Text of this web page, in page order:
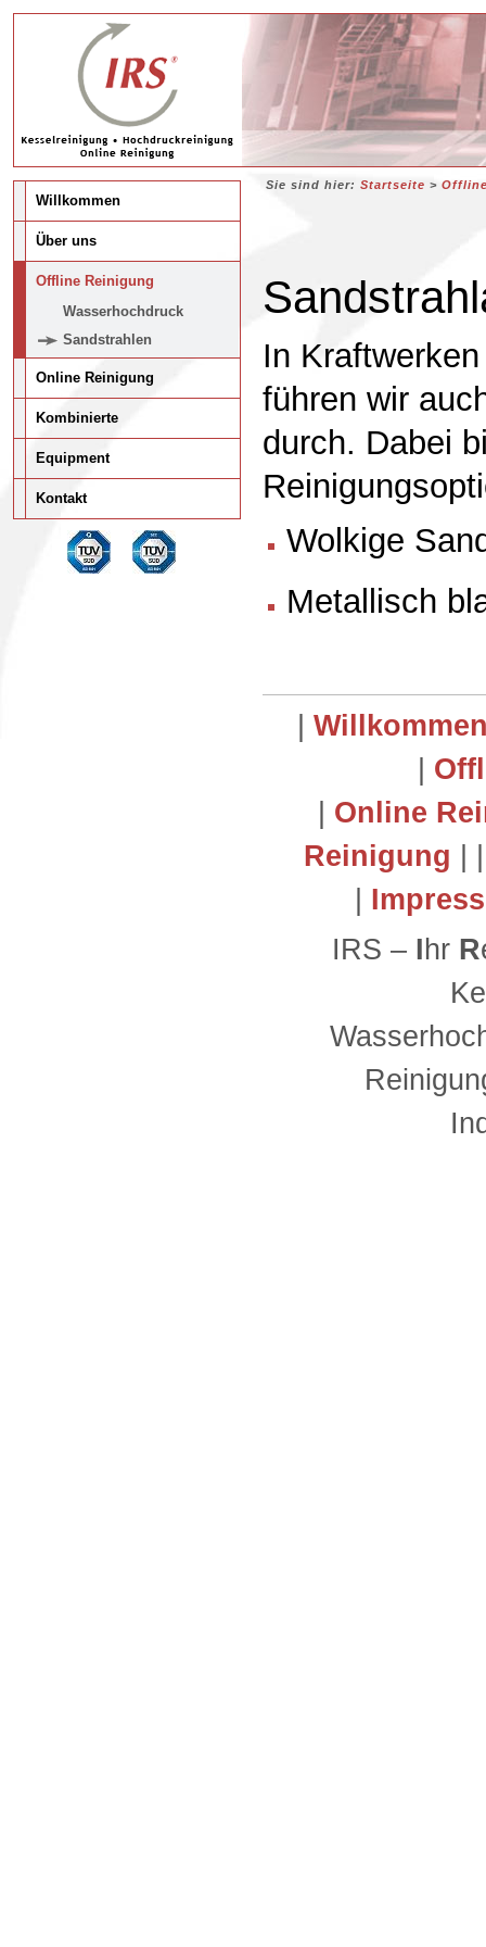
Sie sind hier: Startseite >
Willkommen
Über uns
Offline Reinigung
Wasserhochdruck
Sandstrahlen
Online Reinigung
Kombinierte
Equipment
Kontakt
In
führen wir
durch. Dabei
Wolkige
Metallisch
Online
Reinigung
IRS – I hr R